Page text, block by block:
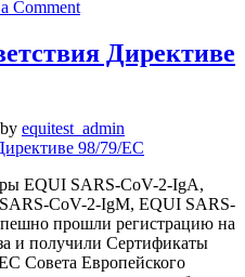
Commenton
знижка
серпня!Директиве
by equitest_admin
EQUI SARS-CoV-2-IgA,
CoV-2-IgM, EQUI SARS-
прошли регистрацию на
и получили Сертификаты
Совета Европейского